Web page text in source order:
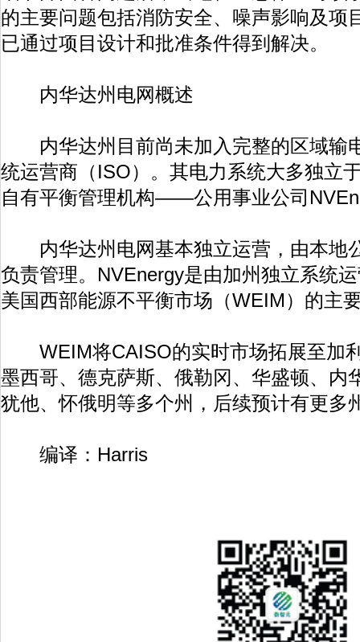
的主要问题包括消防安全、噪声影响及项
已通过项目设计和批准条件得到解决。
内华达州电网概述
内华达州目前尚未加入完整的区域输
统运营商（ISO）。其电力系统大多独立
自有平衡管理机构——公用事业公司
内华达州电网基本独立运营，由本地
负责管理。NVEnergy是由加州独立系统
美国西部能源不平衡市场（WEIM）的主
WEIM将CAISO的实时市场拓展至加
墨西哥、德克萨斯、俄勒冈、华盛顿、内
犹他、怀俄明等多个州，后续预计有更多
编译：Harris